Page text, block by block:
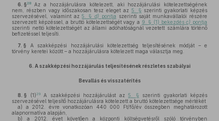
6. §28
Az a hozzájárulásra kötelezett, aki hozzájárulási kötelezettségének
nem, részben vagy időszakosan tesz eleget az 5. § szerinti gyakorlati képzés
szervezésével, valamint az5. §d) pontja szerinti saját munkavállalói részére
szervezett képzéssel, a bruttó kötelezettségét vagy a 9. § (1) bekezdésc) pontja
szerinti nettó kötelezettségét az állami adóhatóságnál vezetett számlára történő
befizetéssel teljesíti.
7. § A szakképzési hozzájárulási kötelezettség teljesítésének módját – e
törvény keretei között – a hozzájárulásra kötelezett maga választja meg.
6. A szakképzési hozzájárulás teljesítésének részletes szabályai
Bevallás és visszatérítés
8. § (1) 29A szakképzési hozzájárulást az 5. § szerinti gyakorlati képzés
szervezésével teljesítő hozzájárulásra kötelezett a bruttó kötelezettsége mértékét
a) a 2012. évre vonatkozóan 440 000 Ft/fő/év összegben meghatározott
alapnormatíva alapján,
b) a 2012. évet követően a központi költségvetésről szóló törvényben